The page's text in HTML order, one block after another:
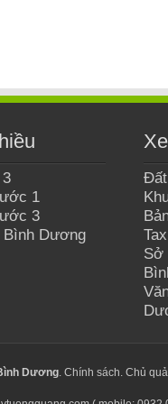
1
3
Bình Dương
Sở
Dương. Chính sách. Chủ